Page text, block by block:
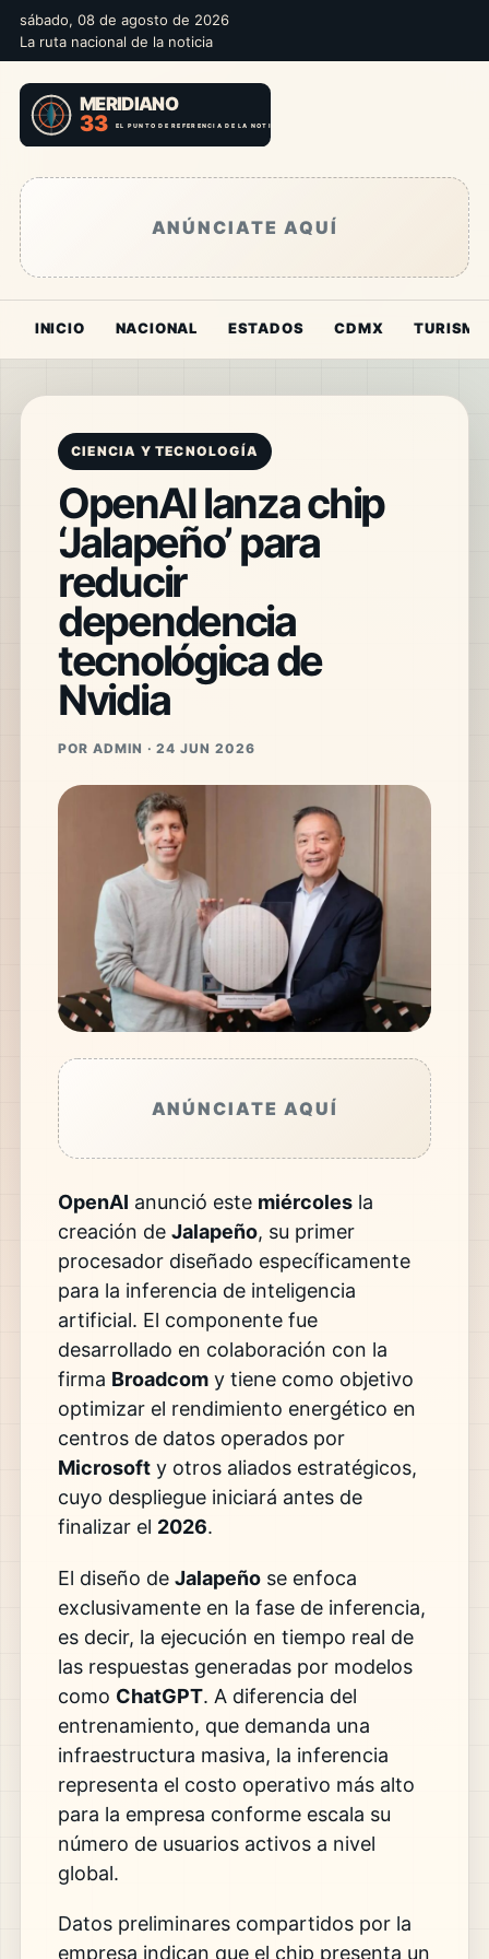
sábado, 08 de agosto de 2026
La ruta nacional de la noticia
ANÚNCIATE AQUÍ
INICIO NACIONAL ESTADOS CDMX TURISMO
CIENCIA Y TECNOLOGÍA
OpenAI lanza chip
‘Jalapeño’ para
reducir
dependencia
tecnológica de
Nvidia
POR ADMIN · 24 JUN 2026
ANÚNCIATE AQUÍ
OpenAI anunció este miércolesla
creación de Jalapeño, su primer
procesador diseñado específicamente
para la inferencia de inteligencia
artificial. El componente fue
desarrollado en colaboración con la
firma Broadcomy tiene como objetivo
optimizar el rendimiento energético en
centros de datos operados por
Microsofty otros aliados estratégicos,
cuyo despliegue iniciará antes de
finalizar el 2026.
El diseño de Jalapeñose enfoca
exclusivamente en la fase de inferencia,
es decir, la ejecución en tiempo real de
las respuestas generadas por modelos
como ChatGPT. A diferencia del
entrenamiento, que demanda una
infraestructura masiva, la inferencia
representa el costo operativo más alto
para la empresa conforme escala su
número de usuarios activos a nivel
global.
Datos preliminares compartidos por la
empresa indican que el chip presenta un